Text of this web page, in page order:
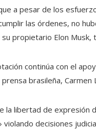
a pesar de los
las órdenes, no
propietario Elon
continúa con el
brasileña,
la libertad de expresión
violando decisiones